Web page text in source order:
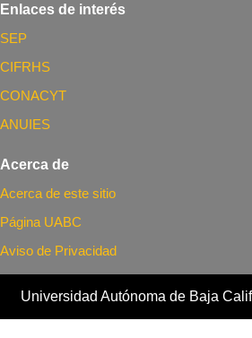
Enlaces de interés
SEP
CIFRHS
CONACYT
ANUIES
Acerca de
Acerca de este sitio
Página UABC
Aviso de Privacidad
Universidad Autónoma de Baja